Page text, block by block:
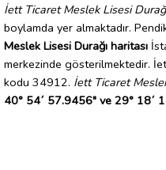
İett Ticaret Meslek Lisesi
boylamda yer almaktadır.
Meslek Lisesi Durağı haritası
merkezinde gösterilmektedir.
kodu 34912. İett Ticaret
40° 54´ 57.9456" ve 29° 18´